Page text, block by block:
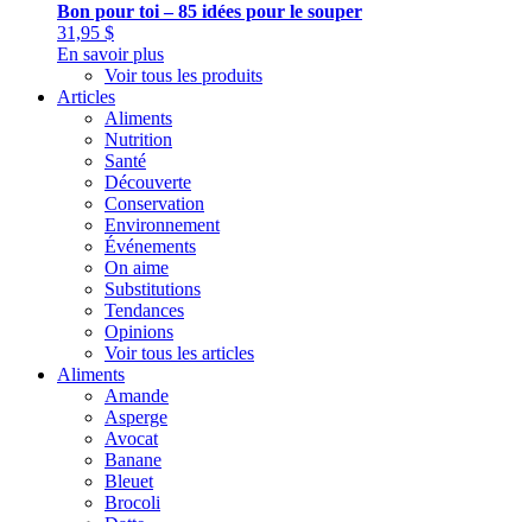
Bon pour toi – 85 idées pour le souper
31,95 $
En savoir plus
Voir tous les produits
Articles
Aliments
Nutrition
Santé
Découverte
Conservation
Environnement
Événements
On aime
Substitutions
Tendances
Opinions
Voir tous les articles
Aliments
Amande
Asperge
Avocat
Banane
Bleuet
Brocoli